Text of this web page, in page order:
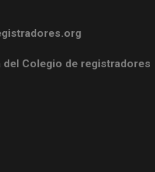
del Colegio de registradores